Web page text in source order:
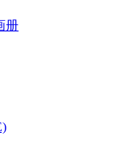
册